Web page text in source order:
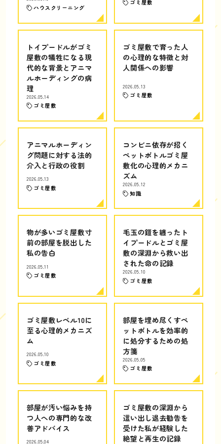
ハウスクリーニング
ゴミ屋敷
トイプードルがゴミ
屋敷の犠牲になる現
代的な背景とアニマ
ルホーディングの病
理
2026.05.14
ゴミ屋敷
ゴミ屋敷で育った人
の心理的な特徴と対
人関係への影響
2026.05.13
ゴミ屋敷
アニマルホーディン
グ問題に対する法的
介入と行政の役割
2026.05.13
ゴミ屋敷
コンビニ依存が招く
ペットボトルゴミ屋
敷化の心理的メカニ
ズム
2026.05.12
知識
物が多いゴミ屋敷寸
前の部屋を脱出した
私の告白
2026.05.11
ゴミ屋敷
毛玉の鎧を纏ったト
イプードルとゴミ屋
敷の深淵から救い出
された命の記録
2026.05.10
ゴミ屋敷
ゴミ屋敷レベル10に
至る心理的メカニズ
ム
2026.05.10
ゴミ屋敷
部屋を埋め尽くすペ
ットボトルを効率的
に処分するための処
方箋
2026.05.05
ゴミ屋敷
部屋が汚い悩みを持
つ人への専門的な改
善アドバイス
2026.05.04
ゴミ屋敷の深淵から
這い出し退去勧告を
受けた私が経験した
絶望と再生の記録